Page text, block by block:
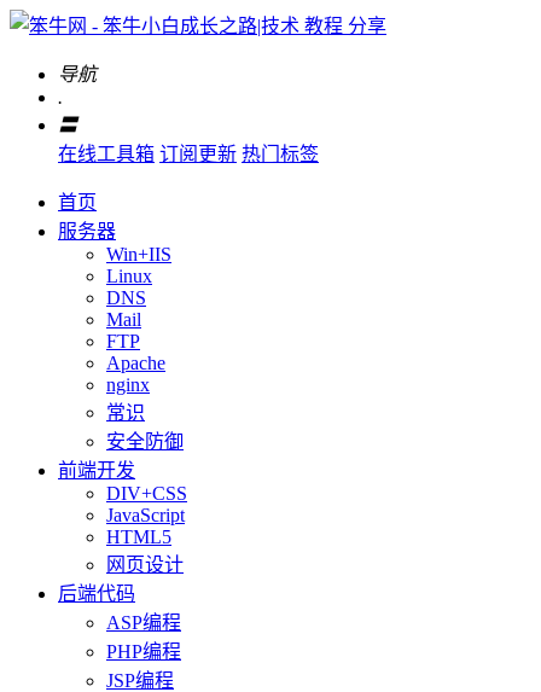
导航
.
〓
在线工具箱 订阅更新 热门标签
首页
服务器
Win+IIS
Linux
DNS
Mail
FTP
Apache
nginx
常识
安全防御
前端开发
DIV+CSS
JavaScript
HTML5
网页设计
后端代码
ASP编程
PHP编程
JSP编程